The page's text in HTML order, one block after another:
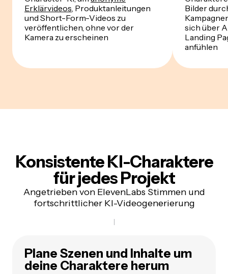
Erklärvideos, Produktanleitungen
und Short-Form-Videos zu
veröffentlichen, ohne vor der
Kamera zu erscheinen
Bilder
sich über
Landing
anfühlen
Konsistente KI-Charaktere
für jedes Projekt
Angetrieben von ElevenLabs Stimmen und
fortschrittlicher KI-Videogenerierung
Plane Szenen und Inhalte um
deine Charaktere herum